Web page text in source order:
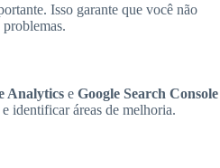
Isso garante que você não
Analytics e Google Search Console
identificar áreas de melhoria.